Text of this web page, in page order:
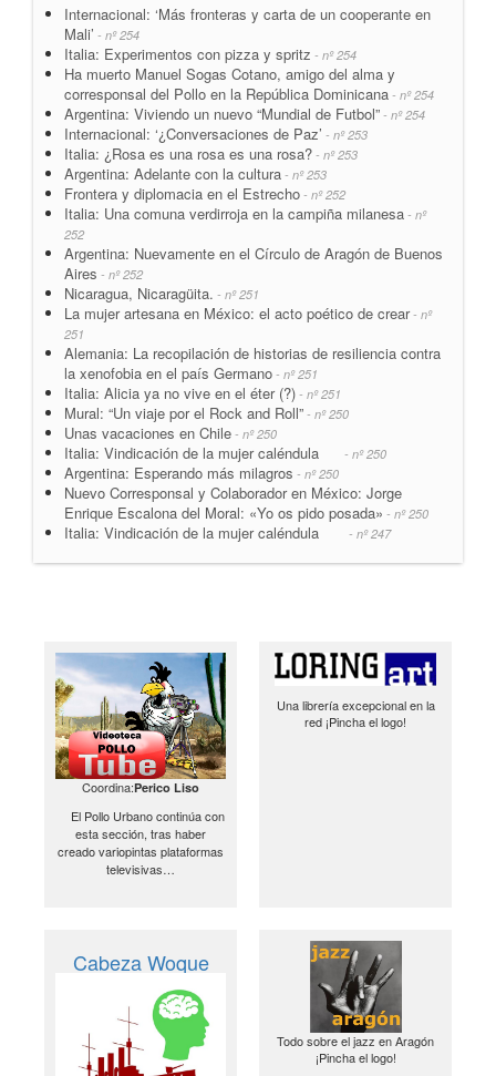
Internacional: ‘Más fronteras y carta de un cooperante en
Mali’ - nº 254
Italia: Experimentos con pizza y spritz - nº 254
Ha muerto Manuel Sogas Cotano, amigo del alma y
corresponsal del Pollo en la República Dominicana - nº 254
Argentina: Viviendo un nuevo “Mundial de Futbol” - nº 254
Internacional: ‘¿Conversaciones de Paz’ - nº 253
Italia: ¿Rosa es una rosa es una rosa? - nº 253
Argentina: Adelante con la cultura - nº 253
Frontera y diplomacia en el Estrecho - nº 252
Italia: Una comuna verdirroja en la campiña milanesa - nº
252
Argentina: Nuevamente en el Círculo de Aragón de Buenos
Aires - nº 252
Nicaragua, Nicaragüita. - nº 251
La mujer artesana en México: el acto poético de crear- nº
251
Alemania: La recopilación de historias de resiliencia contra
la xenofobia en el país Germano - nº 251
Italia: Alicia ya no vive en el éter (?) - nº 251
Mural: “Un viaje por el Rock and Roll” - nº 250
Unas vacaciones en Chile - nº 250
Italia: Vindicación de la mujer caléndula - nº 250
Argentina: Esperando más milagros - nº 250
Nuevo Corresponsal y Colaborador en México: Jorge
Enrique Escalona del Moral: «Yo os pido posada» - nº 250
Italia: Vindicación de la mujer caléndula - nº 247
Coordina:Perico Liso
El Pollo Urbano continúa con
esta sección, tras haber
creado variopintas plataformas
televisivas…
Una librería excepcional en la
red ¡Pincha el logo!
Cabeza Woque
Todo sobre el jazz en Aragón
¡Pincha el logo!